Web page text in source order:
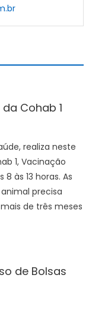
Cohab 1
realiza neste
1, Vacinação
às 13 horas. As
precisa
de três meses
de Bolsas